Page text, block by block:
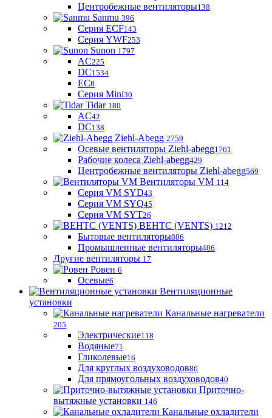
Центробежные вентиляторы138
Sanmu 396
Серия ECF143
Серия YWF253
Sunon 1797
AC225
DC1534
EC8
Серия Mini30
Tidar 180
AC42
DC138
Ziehl-Abegg 2759
Осевые вентиляторы Ziehl-abegg1761
Рабочие колеса Ziehl-abegg429
Центробежные вентиляторы Ziehl-abegg569
Вентиляторы VM 114
Серия VM SYD43
Серия VM SYQ45
Серия VM SYT26
ВЕНТС (VENTS) 1212
Бытовые вентиляторы806
Промышленные вентиляторы406
Другие вентиляторы 17
Ровен 6
Осевые6
Вентиляционные
установки
Канальные нагреватели
205
Электрические118
Водяные71
Гликолевые16
Для круглых воздуховодов86
Для прямоугольных воздуховодов40
Приточно-
вытяжные установки 146
Канальные охладители